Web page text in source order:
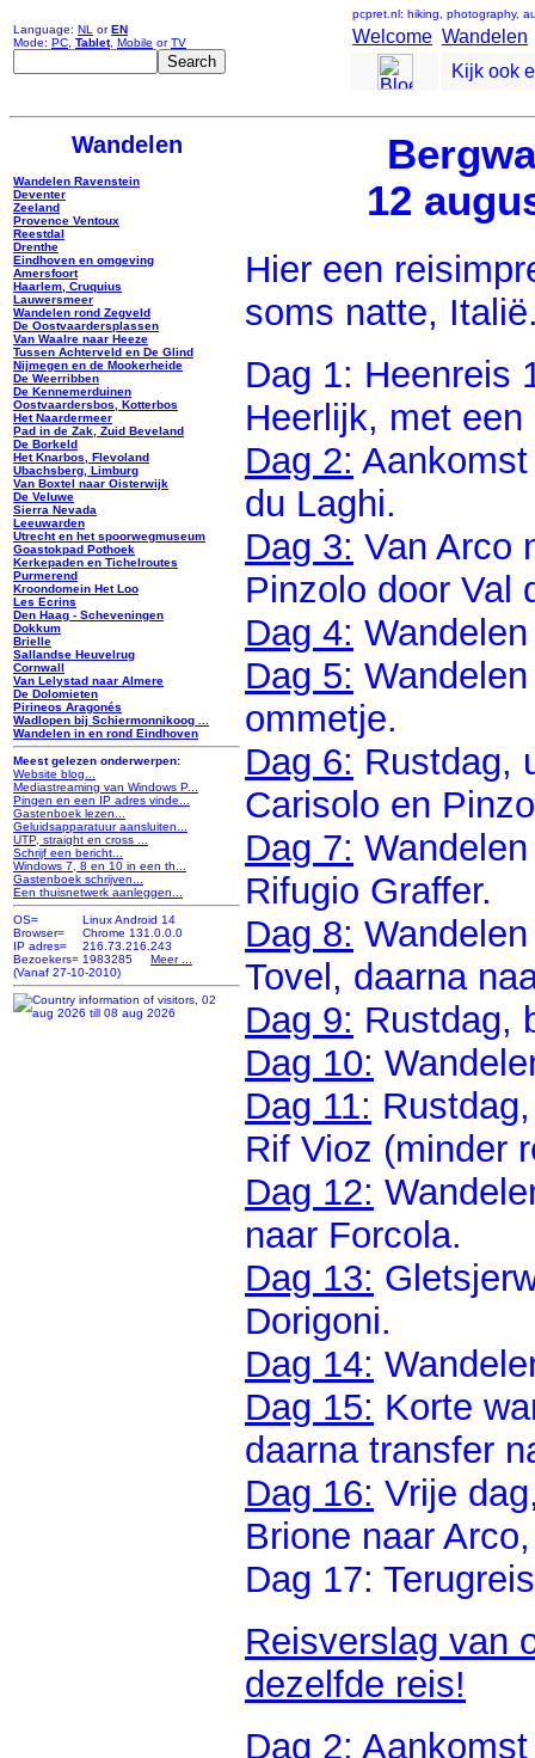
Language: NL orEN
Mode: PC Tablet, Mobile orTV
pcpret.nl: hiking, photography,
Welcome Wandelen
Kijk ook
Wandelen
Wandelen Ravenstein
Deventer
Zeeland
Provence Ventoux
Reestdal
Drenthe
Eindhoven en omgeving
Amersfoort
Haarlem, Cruquius
Lauwersmeer
Wandelen rond Zegveld
De Oostvaardersplassen
Van Waalre naar Heeze
Tussen Achterveld en De Glind
Nijmegen en de Mookerheide
De Weerribben
De Kennemerduinen
Oostvaardersbos, Kotterbos
Het Naardermeer
Pad in de Zak, Zuid Beveland
De Borkeld
Het Knarbos, Flevoland
Ubachsberg, Limburg
Van Boxtel naar Oisterwijk
De Veluwe
Sierra Nevada
Leeuwarden
Utrecht en het spoorwegmuseum
Goastokpad Pothoek
Kerkepaden en Tichelroutes
Purmerend
Kroondomein Het Loo
Les Ecrins
Den Haag - Scheveningen
Dokkum
Brielle
Sallandse Heuvelrug
Cornwall
Van Lelystad naar Almere
De Dolomieten
Pirineos Aragonés
Wadlopen bij Schiermonnikoog ...
Wandelen in en rond Eindhoven
Meest gelezen onderwerpen:
Website blog...
Mediastreaming van Windows P...
Pingen en een IP adres vinde...
Gastenboek lezen...
Geluidsapparatuur aansluiten...
UTP, straight en cross ...
Schrijf een bericht...
Windows 7, 8 en 10 in een th...
Gastenboek schrijven...
Een thuisnetwerk aanleggen...
OS=
Linux Android 14
Browser=
Chrome 131.0.0.0
IP adres=
216.73.216.243
Bezoekers= 1983285 Meer ...
(Vanaf 27-10-2010)
12
Hier een
soms natte,
Dag 1: Heenreis
Heerlijk, met
Dag 2:
du Laghi.
Dag 3: Van Arco
Pinzolo door Val
Dag 4:
Dag 5:
ommetje.
Dag 6: Rustdag,
Carisolo en
Dag 7:
Rifugio Graffer.
Dag 8:
Tovel, daarna
Dag 9: Rustdag,
Dag 10:
Dag 11:
Rif Vioz (minder
Dag 12:
naar Forcola.
Dag 13:
Dorigoni.
Dag 14:
Dag 15: Korte
daarna transfer
Dag 16: Vrije
Brione naar
Dag 17:
Reisverslag van
dezelfde reis!
Dag 2: